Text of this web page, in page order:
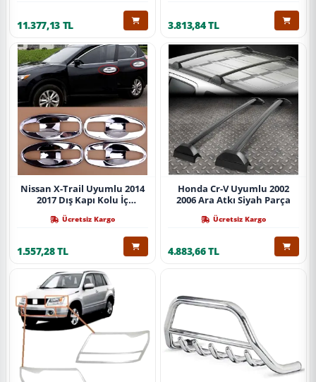
11.377,13 TL 3.813,84 TL
Nissan X-Trail Uyumlu 2014
2017 Dış Kapı Kolu İç
Ücretsiz Kargo
1.557,28 TL
Honda Cr-V Uyumlu 2002
2006 Ara Atkı Siyah Parça
Ücretsiz Kargo
4.883,66 TL